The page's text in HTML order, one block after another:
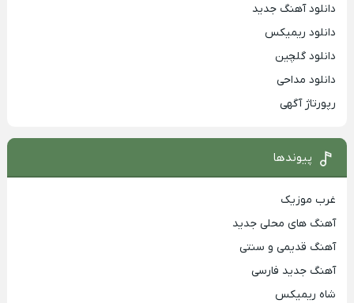
دانلود آهنگ جدید
دانلود ریمیکس
دانلود گلچین
دانلود مداحی
رپورتاژ آگهی
پیوندها
غرب موزیک
آهنگ های محلی جدید
آهنگ قدیمی و سنتی
آهنگ جدید فارسی
شاه ریمیکس